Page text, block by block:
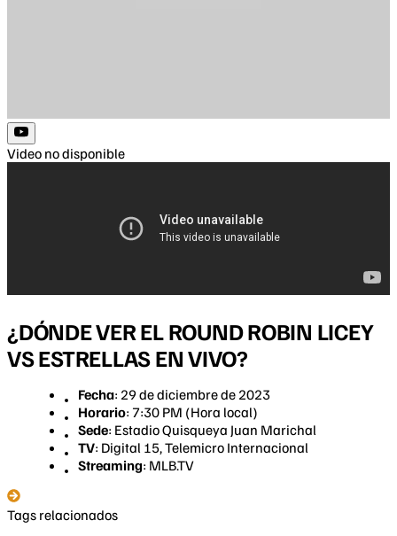
Video no disponible
¿DÓNDE VER EL ROUND ROBIN LICEY
VS ESTRELLAS EN VIVO?
Fecha: 29 de diciembre de 2023
Horario: 7:30 PM (Hora local)
Sede: Estadio Quisqueya Juan Marichal
TV: Digital 15, Telemicro Internacional
Streaming: MLB.TV
Tags relacionados